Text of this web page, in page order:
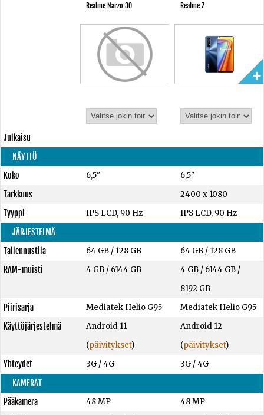
Realme Narzo 30 Realme 7
Julkaisu
NÄYTTÖ
Koko
6,5"
6,5"
Tarkkuus
2400 x 1080
Tyyppi
IPS LCD, 90 Hz
IPS LCD, 90 Hz
JÄRJESTELMÄ
Tallennustila
64 GB/ 128 GB 64 GB / 128 GB
RAM-muisti
4 GB/ 6144 GB 4 GB / 6144 GB /
8192 GB
Piirisarja
Mediatek Helio G95
Mediatek Helio G95
Käyttöjärjestelmä
Android 11
(päivitykset)
Android 12
(päivitykset)
Yhteydet
3G / 4G
3G / 4G
KAMERAT
Pääkamera
48 MP
48 MP